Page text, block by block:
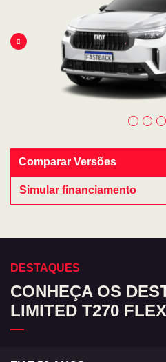
Comparar Versões
Simular financiamento
DESTAQUES
CONHEÇA OS
LIMITED T270